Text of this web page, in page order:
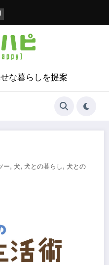
な暮らしを提案
ー, 犬, 犬との暮らし , 犬との